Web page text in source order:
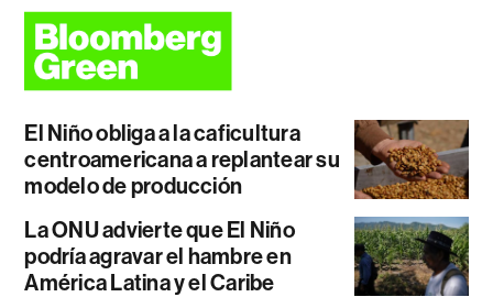
El Niño obliga a la caficultura
centroamericana a replantear su
modelo de producción
La ONU advierte que El Niño
podría agravar el hambre en
América Latina y el Caribe